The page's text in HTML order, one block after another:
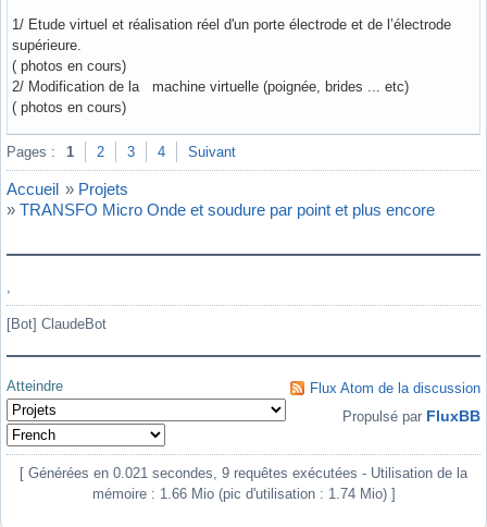
1/ Etude virtuel et réalisation réel d'un porte électrode et de l’électrode
supérieure.
( photos en cours)
2/ Modification de la machine virtuelle (poignée, brides ... etc)
( photos en cours)
Hors ligne
Pages : 1 2 3 4 Suivant
Accueil » Projets
» TRANSFO Micro Onde et soudure par point et plus encore
[Bot] ClaudeBot
Atteindre
Flux Atom de la discussion
Propulsé par FluxBB
[ Générées en 0.021 secondes, 9 requêtes exécutées - Utilisation de la
mémoire : 1.66 Mio (pic d'utilisation : 1.74 Mio) ]